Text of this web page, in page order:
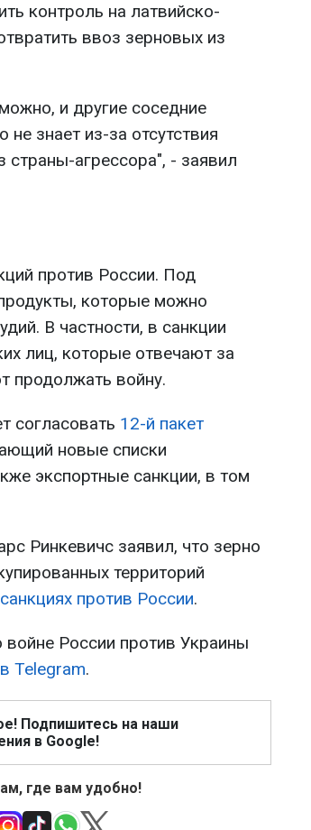
контроль на латвийско-
ввоз зерновых из
и другие соседние
знает из-за отсутствия
страны-агрессора", - заявил
против России. Под
которые можно
В частности, в санкции
лиц, которые отвечают за
продолжать войну.
согласовать 12-й пакет
новые списки
экспортные санкции, в том
Ринкевичс заявил, что зерно
территорий
против России.
России против Украины
Telegram.
Подпишитесь на наши
в Google!
где вам удобно!